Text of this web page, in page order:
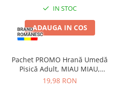
IN STOC
ADAUGA IN COS
Pachet PROMO Hrană Umedă
Pisică Adult, MIAU MIAU,
Somon în sos, 12x100g
19,98 RON